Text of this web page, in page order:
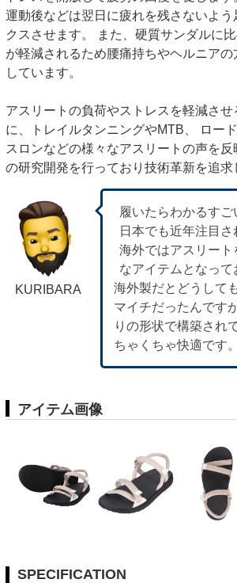
運動後などは翌日に疲れを残さないよう
クスさせます。 また、硬質サンダルに
が軽減されるため腰痛持ちやヘルニア
しています。
アスリートの負荷やストレスを軽減させ
に、トレイルタンニングやMTB、 ロー
スロンなどの様々なアスリートの声を
の研究開発を行っており技術革新を追求
KURIBARA
履いたらわかるすご
日本でも近年注目さ
海外ではアスリー
なアイテムとなって
海外製だとどうして
マイチだったんです
りの形状で構築され
ちゃくちゃ快適です。
アイテム画像
SPECIFICATION